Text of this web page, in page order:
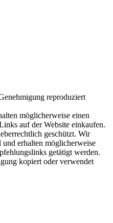
reproduziert
möglicherweise einen
auf der Website einkaufen.
geschützt. Wir
und erhalten möglicherweise
getätigt werden.
kopiert oder verwendet